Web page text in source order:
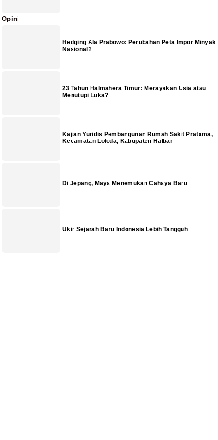
Opini
Hedging Ala Prabowo: Perubahan Peta Impor Minyak
Nasional?
23 Tahun Halmahera Timur: Merayakan Usia atau
Menutupi Luka?
Kajian Yuridis Pembangunan Rumah Sakit Pratama,
Kecamatan Loloda, Kabupaten Halbar
Di Jepang, Maya Menemukan Cahaya Baru
Ukir Sejarah Baru Indonesia Lebih Tangguh